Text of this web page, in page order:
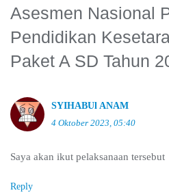
Asesmen Nasional
Pendidikan
Paket A SD Tahun
SYIHABUl ANAM
4 Oktober 2023, 05:40
Saya akan ikut pelaksanaan tersebut
Reply